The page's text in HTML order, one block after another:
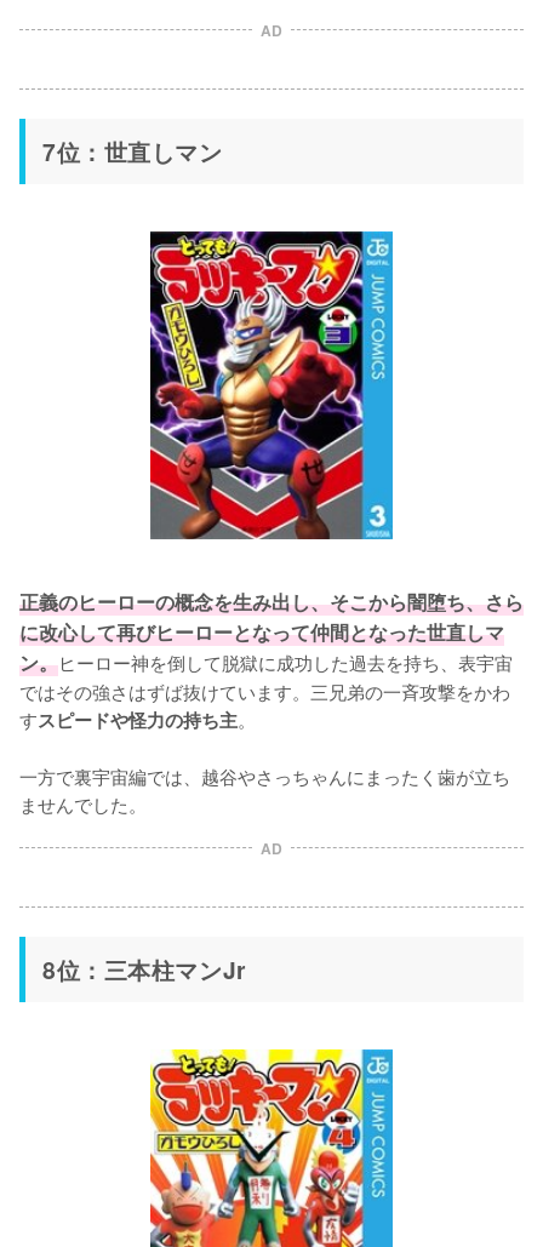
AD
7位：世直しマン
正義のヒーローの概念を生み出し、そこから闇堕ち、さら
に改心して再びヒーローとなって仲間となった世直しマ
ン。ヒーロー神を倒して脱獄に成功した過去を持ち、表宇宙
ではその強さはずば抜けています。三兄弟の一斉攻撃をかわ
すスピードや怪力の持ち主。
一方で裏宇宙編では、越谷やさっちゃんにまったく歯が立ち
ませんでした。
AD
8位：三本柱マンJr